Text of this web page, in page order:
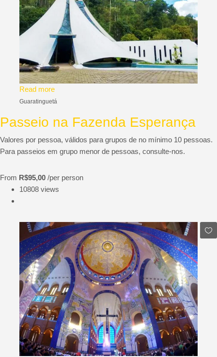
Read more
Guaratinguetá
Passeio na Fazenda Esperança
Valores por pessoa, válidos para grupos de no mínimo 10 pessoas.
Para passeios em grupo menor de pessoas, consulte-nos.
From R$95,00 /per person
10808 views